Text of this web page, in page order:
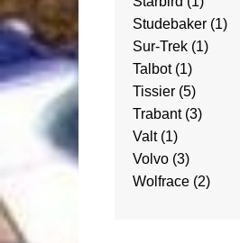
Studebaker (1)
Sur-Trek (1)
Talbot(1)
Tissier (5)
Trabant(3)
Valt(1)
Volvo (3)
Wolfrace (2)